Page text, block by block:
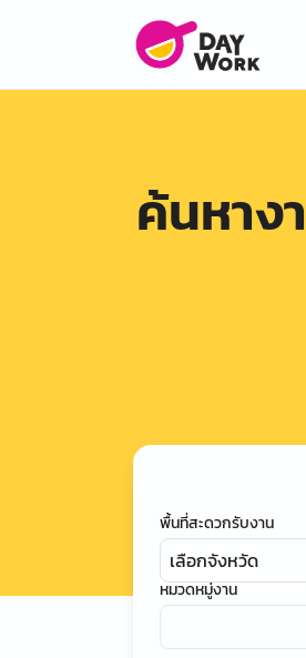
ค้นหาง
พื้นที่สะดวกรับงาน
เลือกจังหวัด
หมวดหมู่งาน